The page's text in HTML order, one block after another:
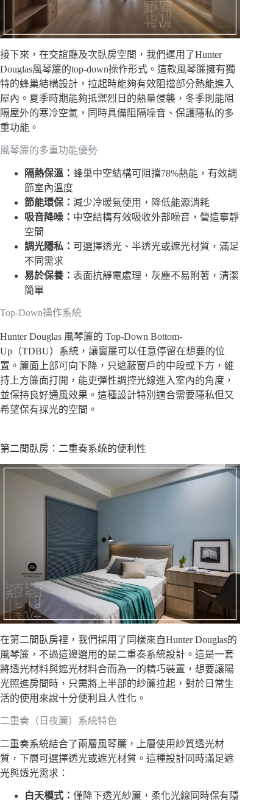
接下來，在交誼廳及次臥房空間，我們運用了Hunter
Douglas風琴簾的top-down操作形式。這款風琴簾擁有獨
特的蜂巢結構設計，拉起時能夠有效阻擋部分熱能進入
屋內。夏季時期能夠抵禦烈日的熱量侵襲，冬季則能阻
隔屋外的寒冷空氣，同時具備阻隔噪音、保護隱私的多
重功能。
風琴簾的多重功能優勢
隔熱保溫： 蜂巢中空結構可阻擋78%熱能，有效調
節室內溫度
節能環保： 減少冷暖氣使用，降低能源消耗
吸音降噪： 中空結構有效吸收外部噪音，營造寧靜
空間
調光隱私： 可選擇透光、半透光或遮光材質，滿足
不同需求
易於保養： 表面抗靜電處理，灰塵不易附著，清潔
簡單
Top-Down操作系統
Hunter Douglas 風琴簾的 Top-Down Bottom-
Up（TDBU）系統，讓窗簾可以任意停留在想要的位
置。簾面上部可向下降，只遮蔽窗戶的中段或下方，維
持上方簾面打開，能更彈性調控光線進入室內的角度，
並保持良好通風效果。這種設計特別適合需要隱私但又
希望保有採光的空間。
第二間臥房：二重奏系統的便利性
在第二間臥房裡，我們採用了同樣來自Hunter Douglas的
風琴簾，不過這邊選用的是二重奏系統設計。這是一套
將透光材料與遮光材料合而為一的精巧裝置，想要讓陽
光照進房間時，只需將上半部的紗簾拉起，對於日常生
活的使用來說十分便利且人性化。
二重奏（日夜簾）系統特色
二重奏系統結合了兩層風琴簾，上層使用紗質透光材
質，下層可選擇透光或遮光材質。這種設計同時滿足遮
光與透光需求：
白天模式： 僅降下透光紗簾，柔化光線同時保有隱